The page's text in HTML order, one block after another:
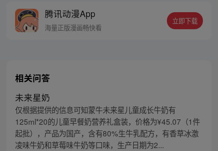
腾讯动漫App
海量正版漫画畅快看
立即下载
相关问答
未来星奶
仅根据提供的信息可知蒙牛未来星儿童成长牛奶有
125ml*20的儿童早餐奶营养礼盒装，价格为¥45.07（1件
起批），产品为国产，含有80%生牛乳配方，有香草冰激
凌味牛奶和草莓味牛奶等口味，生产日期为2...